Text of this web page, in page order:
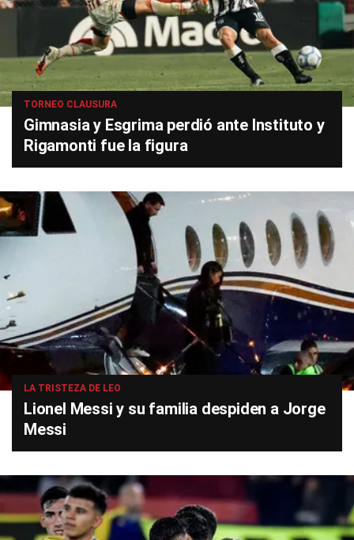
TORNEO CLAUSURA
Gimnasia y Esgrima perdió ante Instituto y
Rigamonti fue la figura
LA TRISTEZA DE LEO
Lionel Messi y su familia despiden a Jorge
Messi